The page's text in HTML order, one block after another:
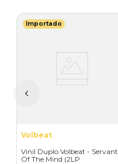
Importado
Volbeat
Vinil Duplo Volbeat - Servant
Of The Mind (2LP